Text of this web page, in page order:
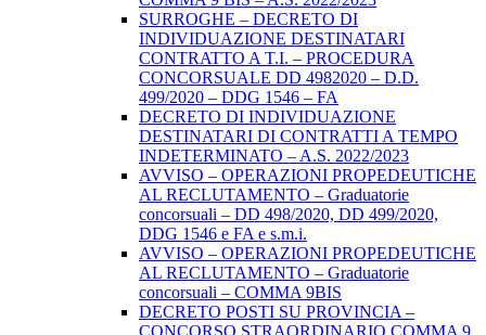
SURROGHE – DECRETO DI
INDIVIDUAZIONE DESTINATARI
CONTRATTO A T.I. – PROCEDURA
CONCORSUALE DD 4982020 – D.D.
499/2020 – DDG 1546 – FA
DECRETO DI INDIVIDUAZIONE
DESTINATARI DI CONTRATTI A TEMPO
INDETERMINATO – A.S. 2022/2023
AVVISO – OPERAZIONI PROPEDEUTICHE
AL RECLUTAMENTO – Graduatorie
concorsuali – DD 498/2020, DD 499/2020,
DDG 1546 e FA e s.m.i.
AVVISO – OPERAZIONI PROPEDEUTICHE
AL RECLUTAMENTO – Graduatorie
concorsuali – COMMA 9BIS
DECRETO POSTI SU PROVINCIA –